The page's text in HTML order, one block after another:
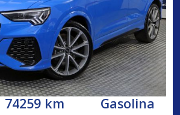
74259 km Gasolina